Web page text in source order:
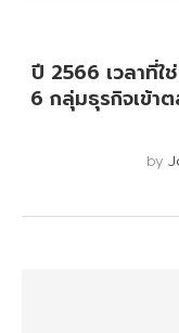
ปี 2566 เวลาที่ใ
6 กลุ่มธุรกิจเข้า
by